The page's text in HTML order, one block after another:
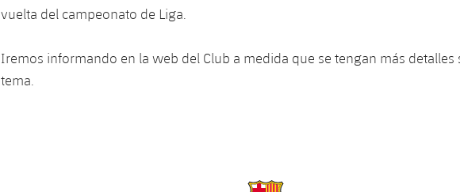
vuelta del campeonato de Liga.
Iremos informando en la web del Club a medida que se tengan más detalles
tema.